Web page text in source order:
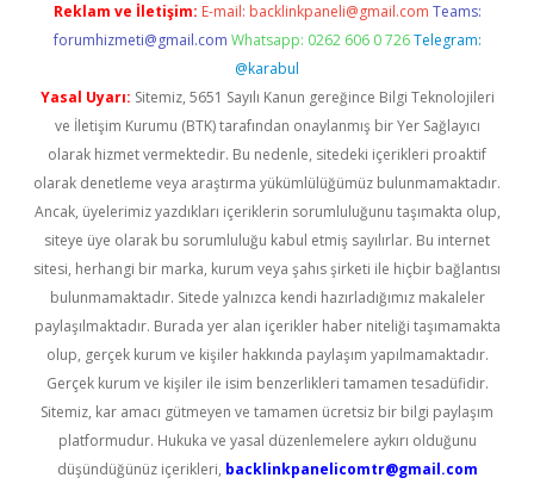
Reklam ve İletişim: E-mail: backlinkpaneli@gmail.com Teams:
forumhizmeti@gmail.com Whatsapp: 0262 606 0 726 Telegram:
@karabul
Yasal Uyarı: Sitemiz, 5651 Sayılı Kanun gereğince Bilgi Teknolojileri
ve İletişim Kurumu (BTK) tarafından onaylanmış bir Yer Sağlayıcı
olarak hizmet vermektedir. Bu nedenle, sitedeki içerikleri proaktif
olarak denetleme veya araştırma yükümlülüğümüz bulunmamaktadır.
Ancak, üyelerimiz yazdıkları içeriklerin sorumluluğunu taşımakta olup,
siteye üye olarak bu sorumluluğu kabul etmiş sayılırlar. Bu internet
sitesi, herhangi bir marka, kurum veya şahıs şirketi ile hiçbir bağlantısı
bulunmamaktadır. Sitede yalnızca kendi hazırladığımız makaleler
paylaşılmaktadır. Burada yer alan içerikler haber niteliği taşımamakta
olup, gerçek kurum ve kişiler hakkında paylaşım yapılmamaktadır.
Gerçek kurum ve kişiler ile isim benzerlikleri tamamen tesadüfidir.
Sitemiz, kar amacı gütmeyen ve tamamen ücretsiz bir bilgi paylaşım
platformudur. Hukuka ve yasal düzenlemelere aykırı olduğunu
düşündüğünüz içerikleri, backlinkpanelicomtr@gmail.com